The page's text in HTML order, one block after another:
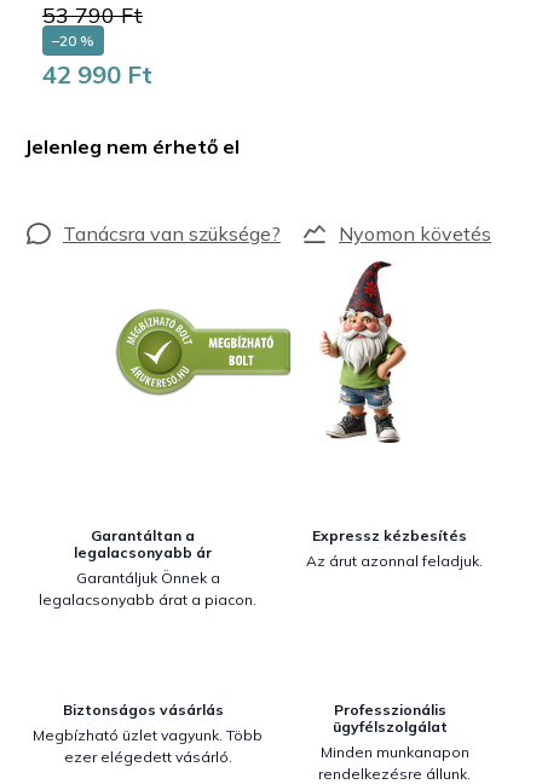
53 790 Ft
–20 %
42 990 Ft
Jelenleg nem érhető el
Nyomon követés
Garantáltan a
legalacsonyabb ár
Garantáljuk Önnek a
legalacsonyabb árat a piacon.
Expressz kézbesítés
Az árut azonnal feladjuk.
Biztonságos vásárlás
Megbízható üzlet vagyunk. Több
ezer elégedett vásárló.
Professzionális
ügyfélszolgálat
Minden munkanapon
rendelkezésre állunk.